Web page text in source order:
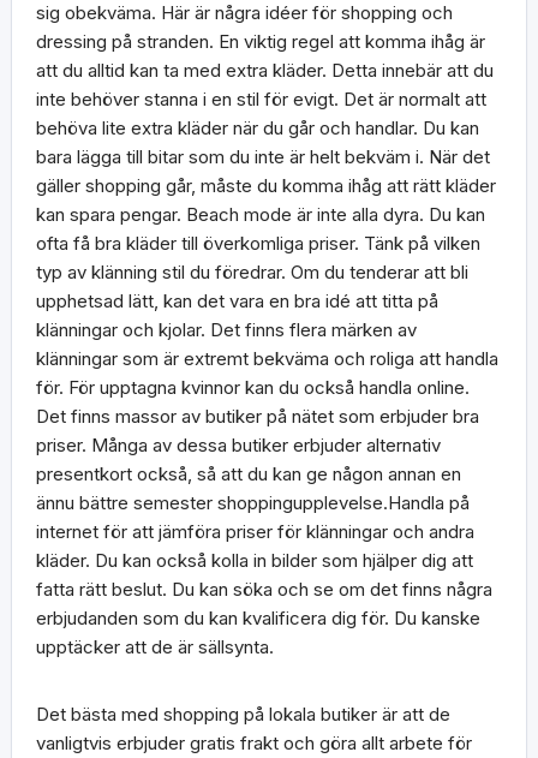
sig obekväma. Här är några idéer för shopping och
dressing på stranden. En viktig regel att komma ihåg är
att du alltid kan ta med extra kläder. Detta innebär att du
inte behöver stanna i en stil för evigt. Det är normalt att
behöva lite extra kläder när du går och handlar. Du kan
bara lägga till bitar som du inte är helt bekväm i. När det
gäller shopping går, måste du komma ihåg att rätt kläder
kan spara pengar. Beach mode är inte alla dyra. Du kan
ofta få bra kläder till överkomliga priser. Tänk på vilken
typ av klänning stil du föredrar. Om du tenderar att bli
upphetsad lätt, kan det vara en bra idé att titta på
klänningar och kjolar. Det finns flera märken av
klänningar som är extremt bekväma och roliga att handla
för. För upptagna kvinnor kan du också handla online.
Det finns massor av butiker på nätet som erbjuder bra
priser. Många av dessa butiker erbjuder alternativ
presentkort också, så att du kan ge någon annan en
ännu bättre semester shoppingupplevelse.Handla på
internet för att jämföra priser för klänningar och andra
kläder. Du kan också kolla in bilder som hjälper dig att
fatta rätt beslut. Du kan söka och se om det finns några
erbjudanden som du kan kvalificera dig för. Du kanske
upptäcker att de är sällsynta.
Det bästa med shopping på lokala butiker är att de
vanligtvis erbjuder gratis frakt och göra allt arbete för